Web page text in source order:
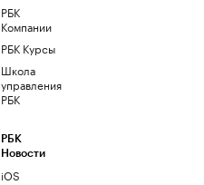
РБК
Компании
РБК Курсы
Школа
управления
РБК
РБК
Новости
iOS